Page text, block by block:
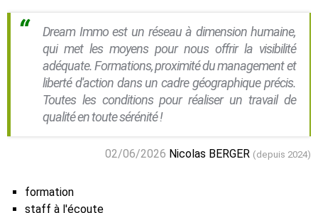
Dream Immo est un réseau à dimension humaine,
qui met les moyens pour nous offrir la visibilité
adéquate. Formations, proximité du management et
liberté d'action dans un cadre géographique précis.
Toutes les conditions pour réaliser un travail de
qualité en toute sérénité !
02/06/2026 Nicolas BERGER (depuis 2024)
formation
staff à l'écoute